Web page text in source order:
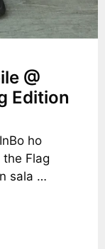
@
Edition
ho
Flag
sala …